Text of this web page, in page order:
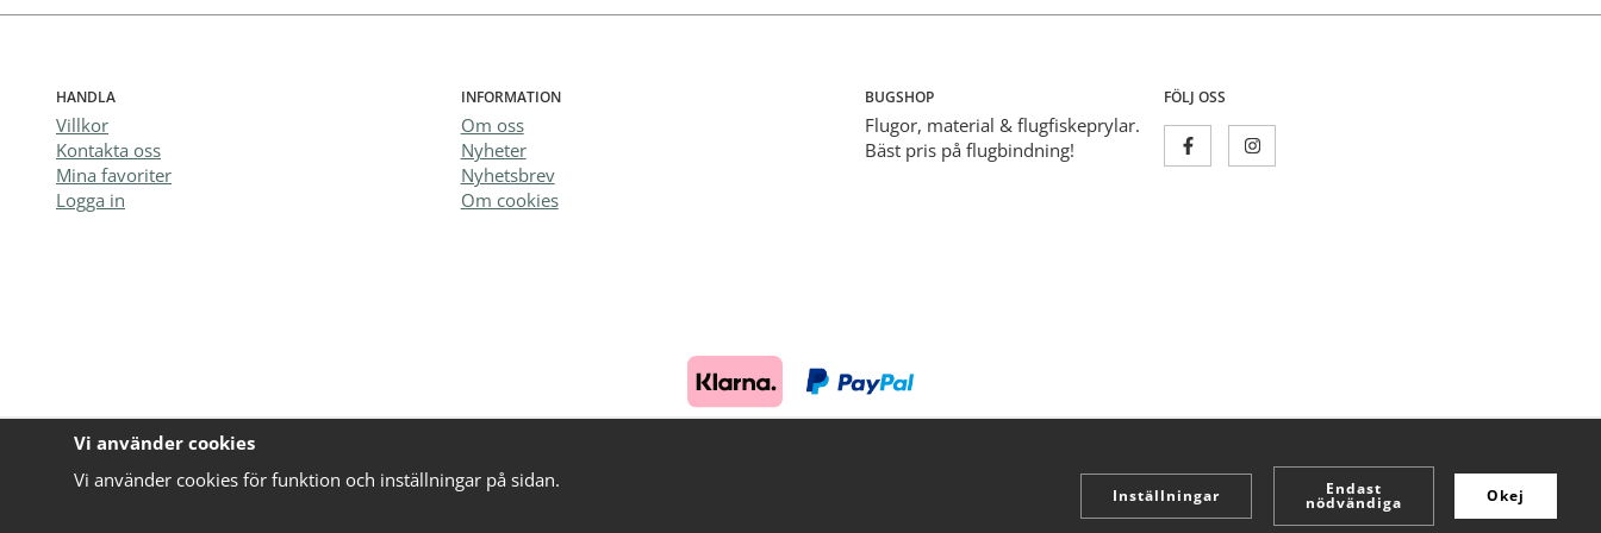
HANDLA
Villkor
Kontakta oss
Mina favoriter
Logga in
INFORMATION
Om oss
Nyheter
Nyhetsbrev
Om cookies
BUGSHOP
Flugor, material & flugfiskeprylar.
Bäst pris på flugbindning!
FÖLJ OSS
Vi använder cookies
Vi använder cookies för funktion och inställningar på sidan.
Inställningar Endast
nödvändiga Okej